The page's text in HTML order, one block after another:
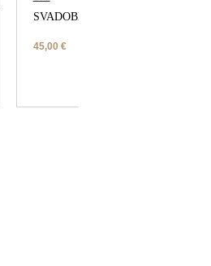
SVADOBNÁ...
45,00 €